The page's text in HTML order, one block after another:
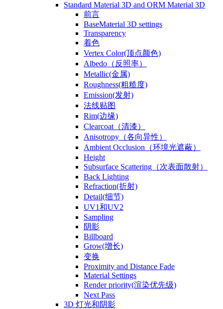
Standard Material 3D and ORM Material 3D
前言
BaseMaterial 3D settings
Transparency
着色
Vertex Color(顶点颜色)
Albedo（反照率）
Metallic(金属)
Roughness(粗糙度)
Emission(发射)
法线贴图
Rim(边缘)
Clearcoat（清漆）
Anisotropy（各向异性）
Ambient Occlusion（环境光遮蔽）
Height
Subsurface Scattering（次表面散射）
Back Lighting
Refraction(折射)
Detail(细节)
UV1和UV2
Sampling
阴影
Billboard
Grow(增长)
变换
Proximity and Distance Fade
Material Settings
Render priority(渲染优先级)
Next Pass
3D 灯光和阴影